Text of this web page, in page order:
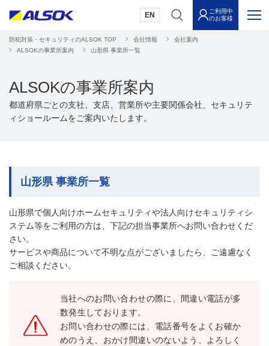
EN
ご利用中
のお客様
防犯対策・セキュリティのALSOK TOP 会社情報
会社案内
ALSOKの事業所案内
山形県 事業所一覧
ALSOKの事業所案内
都道府県ごとの支社、支店、営業所や主要関係会社、セキュリテ
ィショールームをご案内いたします。
山形県 事業所一覧
山形県で個人向けホームセキュリティや法人向けセキュリティシ
ステム等をご利用の方は、下記の担当事業所へお問い合わせくだ
さい。
サービスや商品について不明な点がございましたら、ご遠慮なく
ご相談ください。
当社へのお問い合わせの際に、間違い電話が多
数発生しております。
お問い合わせの際には、電話番号をよくお確か
めのうえ、おかけ間違いのないよう、よろしく